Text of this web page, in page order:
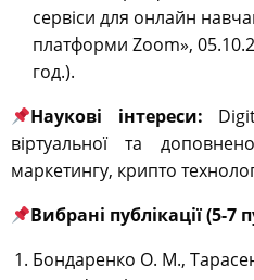
сервіси для онлайн
платформи Zoom»,
год.).
Наукові інтереси:
віртуальної та
маркетингу, крипто
Вибрані публікації (5-7
Бондаренко О. М.,